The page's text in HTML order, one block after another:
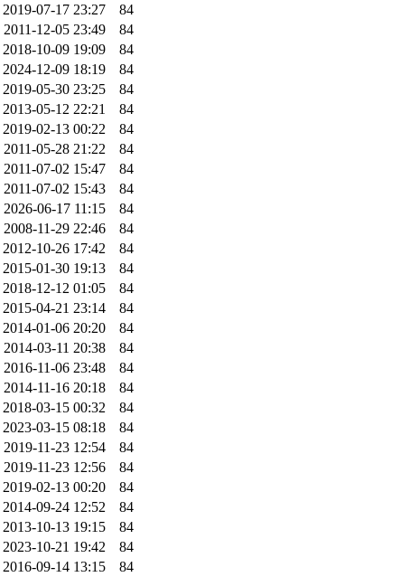
2019-07-17 23:27
84
2011-12-05 23:49
84
2018-10-09 19:09
84
2024-12-09 18:19
84
2019-05-30 23:25
84
2013-05-12 22:21
84
2019-02-13 00:22
84
2011-05-28 21:22
84
2011-07-02 15:47
84
2011-07-02 15:43
84
2026-06-17 11:15
84
2008-11-29 22:46
84
2012-10-26 17:42
84
2015-01-30 19:13
84
2018-12-12 01:05
84
2015-04-21 23:14
84
2014-01-06 20:20
84
2014-03-11 20:38
84
2016-11-06 23:48
84
2014-11-16 20:18
84
2018-03-15 00:32
84
2023-03-15 08:18
84
2019-11-23 12:54
84
2019-11-23 12:56
84
2019-02-13 00:20
84
2014-09-24 12:52
84
2013-10-13 19:15
84
2023-10-21 19:42
84
2016-09-14 13:15
84